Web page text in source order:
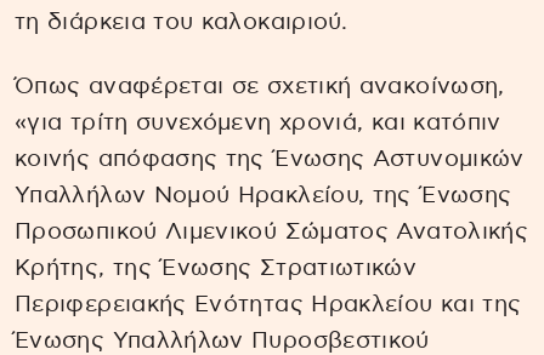
τη διάρκεια του καλοκαιριού.
Όπως αναφέρεται σε σχετική ανακοίνωση,
«για τρίτη συνεχόμενη χρονιά, και κατόπιν
κοινής απόφασης της Ένωσης Αστυνομικών
Υπαλλήλων Νομού Ηρακλείου, της Ένωσης
Προσωπικού Λιμενικού Σώματος Ανατολικής
Κρήτης, της Ένωσης Στρατιωτικών
Περιφερειακής Ενότητας Ηρακλείου και της
Ένωσης Υπαλλήλων Πυροσβεστικού